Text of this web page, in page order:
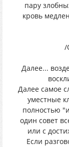
пару
кровь
/
Далее...
Далее самое
уместные
полностью
один совет
или с
Если